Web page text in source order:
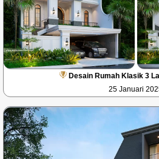
Desain Rumah Klasik 3
25 Januari